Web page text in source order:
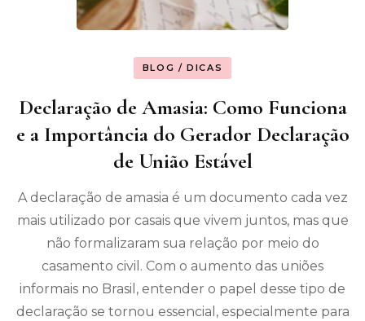
BLOG / DICAS
Declaração de Amasia: Como Funciona
e a Importância do Gerador Declaração
de União Estável
A declaração de amasia é um documento cada vez
mais utilizado por casais que vivem juntos, mas que
não formalizaram sua relação por meio do
casamento civil. Com o aumento das uniões
informais no Brasil, entender o papel desse tipo de
declaração se tornou essencial, especialmente para